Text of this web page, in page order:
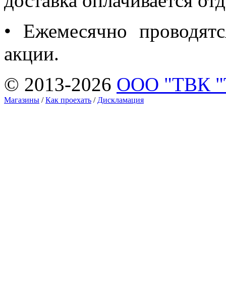
• Ежемесячно
акции.
© 2013-2026 ООО "ТВК
Магазины /Как проехать / Дискламация